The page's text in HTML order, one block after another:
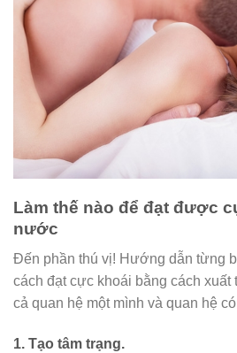
Làm thế nào để đạt được
nước
Đến phần thú vị! Hướng dẫn từng
cách đạt cực khoái bằng cách xuất
cả quan hệ một mình và quan hệ
1. Tạo tâm trạng.